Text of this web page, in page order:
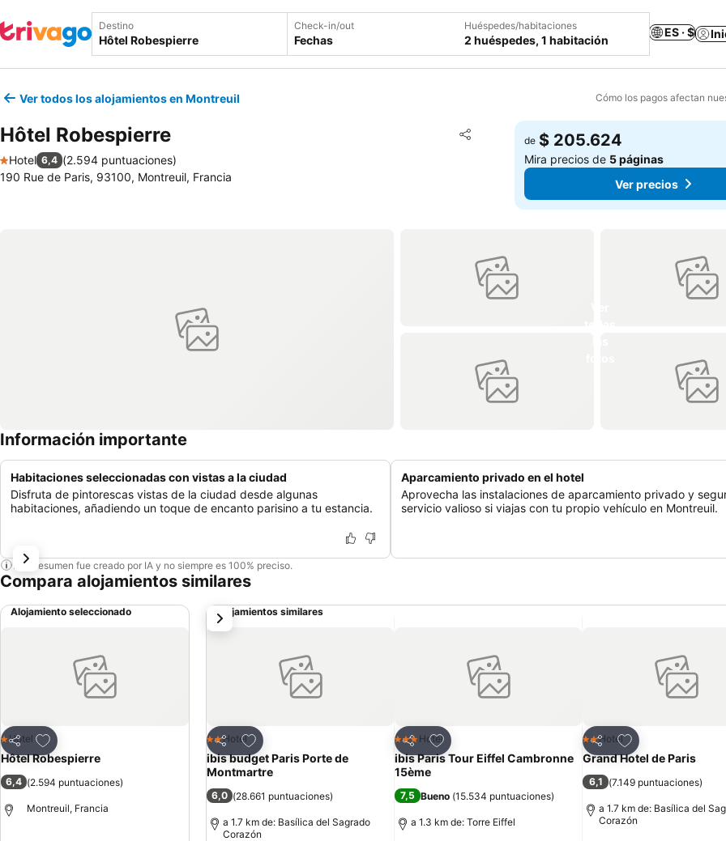
Destino Check-in/out
Fechas
Huéspedes/habitaciones
2 huéspedes, 1 habitación
ES · $
Ver todos los alojamientos en Montreuil Cómo los pagos afectan
Hôtel Robespierre Compartir
Agregar a favoritos
1 Estrellas
Hotel 6,4 (2.594 puntuaciones)
190 Rue de Paris, 93100, Montreuil, Francia
de $ 205.624
Mira precios de 5 páginas
Ver precios
Información importante
Habitaciones seleccionadas con vistas a la ciudad
Disfruta de pintorescas vistas de la ciudad desde algunas
habitaciones, añadiendo un toque de encanto parisino a tu estancia.
Aparcamiento privado en el hotel
Aprovecha las instalaciones de aparcamiento privado y
servicio valioso si viajas con tu propio vehículo en Montreuil.
Este resumen fue creado por IA y no siempre es 100% preciso.
Compara alojamientos similares
Alojamiento seleccionado
Compartir
Agregar a favoritos
1 Estrellas
Hotel
Hôtel Robespierre
6,4 (2.594 puntuaciones)
Montreuil, Francia
Alojamientos similares
Compartir
Agregar a favoritos
2 Estrellas
Hotel
ibis budget Paris Porte de
Montmartre
6,0 (28.661 puntuaciones)
a 1.7 km de: Basílica del Sagrado
Corazón
Compartir
Agregar a favoritos
3 Estrellas
Hotel
ibis Paris Tour Eiffel Cambronne
15ème
7,5 Bueno (15.534 puntuaciones)
a 1.3 km de: Torre Eiffel
Compartir
Agregar a
2 Estrellas
Hotel
Grand Hotel de Paris
6,1 (7.149 puntuaciones)
a 1.7 km de: Basílica del
Corazón
siguiente